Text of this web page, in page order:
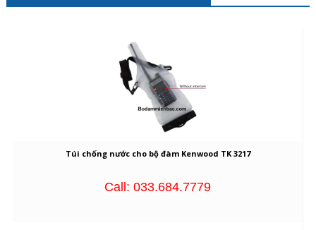
Túi chống nước cho bộ đàm Kenwood TK 3217
Call: 033.684.7779